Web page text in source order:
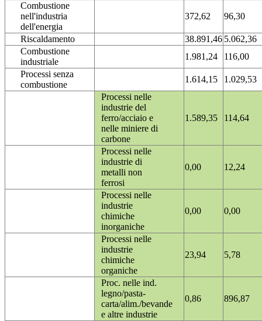
Combustione
nell'industria
dell'energia
372,62 96,30
Riscaldamento 38.891,46 5.062,36
Combustione
industriale
1.981,24
116,00
Processi senza
combustione
1.614,15
1.029,53
Processi nelle
industrie del
ferro/acciaio e
nelle miniere di
carbone
1.589,35 114,64
Processi nelle
industrie di
metalli non
ferrosi
0,00 12,24
Processi nelle
industrie
chimiche
inorganiche
0,00 0,00
Processi nelle
industrie
chimiche
organiche
23,94 5,78
Proc. nelle ind.
legno/pasta-
carta/alim./bevande
e altre industrie
0,86 896,87